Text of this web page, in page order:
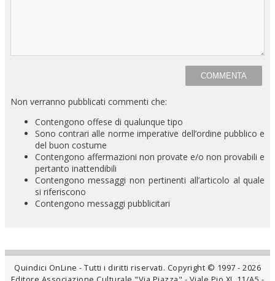
Non verranno pubblicati commenti che:
Contengono offese di qualunque tipo
Sono contrari alle norme imperative dell’ordine pubblico e
del buon costume
Contengono affermazioni non provate e/o non provabili e
pertanto inattendibili
Contengono messaggi non pertinenti all’articolo al quale
si riferiscono
Contengono messaggi pubblicitari
Quindici OnLine - Tutti i diritti riservati. Copyright © 1997 - 2026